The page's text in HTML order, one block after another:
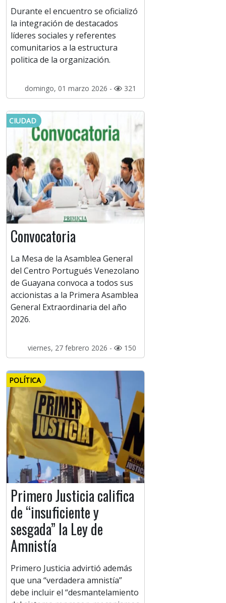
Durante el encuentro se oficializó
la integración de destacados
líderes sociales y referentes
comunitarios a la estructura
politica de la organización.
domingo, 01 marzo 2026 - 321
CIUDAD
Convocatoria
La Mesa de la Asamblea General
del Centro Portugués Venezolano
de Guayana convoca a todos sus
accionistas a la Primera Asamblea
General Extraordinaria del año
2026.
viernes, 27 febrero 2026 - 150
POLÍTICA
Primero Justicia califica
de “insuficiente y
sesgada” la Ley de
Amnistía
Primero Justicia advirtió además
que una “verdadera amnistía”
debe incluir el “desmantelamiento